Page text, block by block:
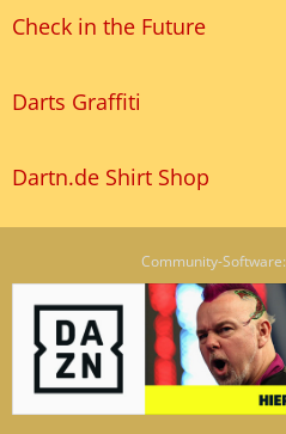
Check in the Future
Darts Graffiti
Dartn.de Shirt Shop
Community-Software: